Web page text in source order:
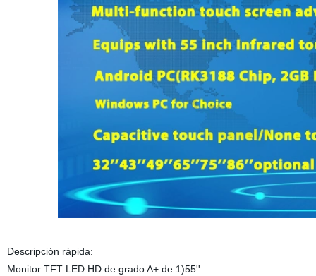
Descripción rápida:
Monitor TFT LED HD de grado A+ de 1)55''